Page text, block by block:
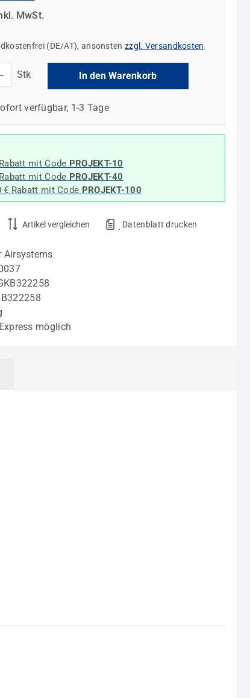
MwSt.
(DE/AT), ansonsten zzgl. Versandkosten
Stk In den Warenkorb
verfügbar, 1-3 Tage
mit Code PROJEKT-10
mit Code PROJEKT-40
€ Rabatt mit Code PROJEKT-100
Artikel vergleichen . Datenblatt drucken
Airsystems
B322258
möglich